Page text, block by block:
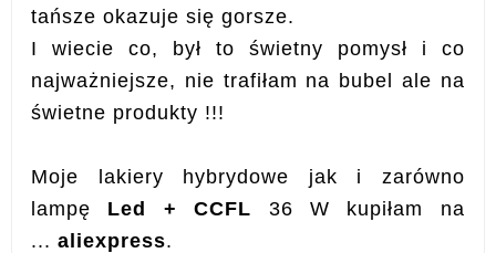
tańsze okazuje się gorsze.
I wiecie co, był to świetny pomysł i co
najważniejsze, nie trafiłam na bubel ale na
świetne produkty !!!
Moje lakiery hybrydowe jak i zarówno
lampę Led + CCFL 36 W kupiłam na
...aliexpress.